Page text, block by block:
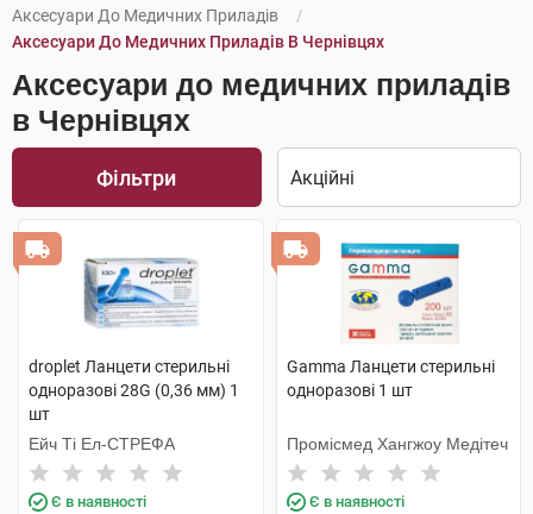
Аксесуари До Медичних Приладів
Аксесуари До Медичних Приладів В Чернівцях
Аксесуари до медичних приладів
в Чернівцях
Фільтри
droplet Ланцети стерильні
одноразові 28G (0,36 мм) 1
шт
Ейч Ті Ел-СТРЕФА
Є в наявності
Gamma Ланцети стерильні
одноразові 1 шт
Промісмед Хангжоу Медітеч
Є в наявності